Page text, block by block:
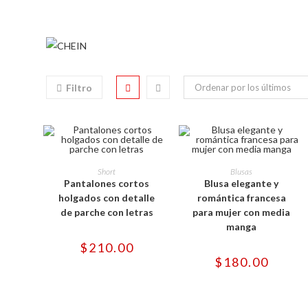
Filtro Ordenar por los últimos
SELECCIONAR OPCIONES
producto
tiene
múltiples
variantes.
opciones
elegir
en
Short
Pantalones cortos
holgados con detalle
de parche con letras
$210.00
SELECCIONAR OPCIONES
tiene
múltiples
variantes.
opciones
se
pueden
la
Blusas
Blusa elegante y
romántica francesa
para mujer con media
manga
$ 180.00